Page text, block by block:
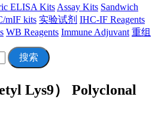
ELISA Kits Assay Kits Sandwich
mIF kits 实验试剂 IHC-IF Reagents
WB Reagents Immune Adjuvant 重组
搜索
Lys9） Polyclonal